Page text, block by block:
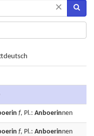
×
f, Pl.: Anboerinnen
f, Pl.: Anboerinnen